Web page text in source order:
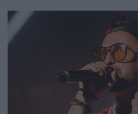
hulladékhegyben.